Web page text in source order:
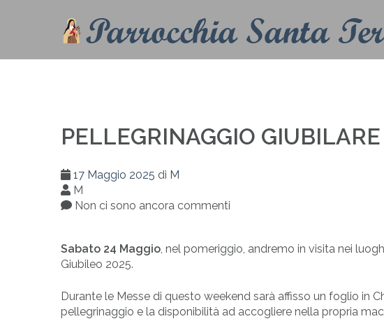
PELLEGRINAGGIO
17 Maggio 2025 di M
M
Non ci sono ancora commenti
Sabato 24 Maggio, nel pomeriggio, andremo in visita nei
Giubileo 2025.
Durante le Messe di questo weekend sarà affisso un foglio in
pellegrinaggio e la disponibilità ad accogliere nella propria